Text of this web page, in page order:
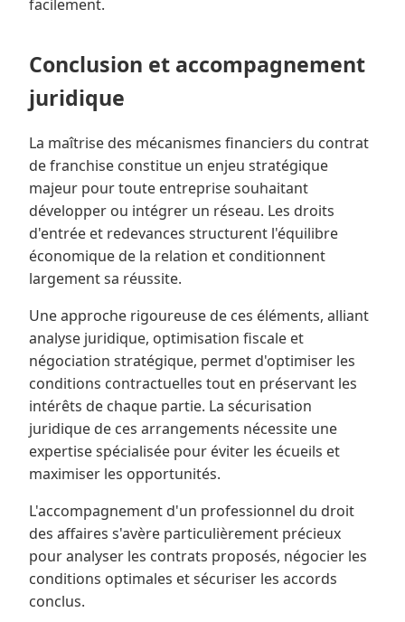
facilement.
Conclusion et accompagnement
juridique
La maîtrise des mécanismes financiers du contrat
de franchise constitue un enjeu stratégique
majeur pour toute entreprise souhaitant
développer ou intégrer un réseau. Les droits
d'entrée et redevances structurent l'équilibre
économique de la relation et conditionnent
largement sa réussite.
Une approche rigoureuse de ces éléments, alliant
analyse juridique, optimisation fiscale et
négociation stratégique, permet d'optimiser les
conditions contractuelles tout en préservant les
intérêts de chaque partie. La sécurisation
juridique de ces arrangements nécessite une
expertise spécialisée pour éviter les écueils et
maximiser les opportunités.
L'accompagnement d'un professionnel du droit
des affaires s'avère particulièrement précieux
pour analyser les contrats proposés, négocier les
conditions optimales et sécuriser les accords
conclus.